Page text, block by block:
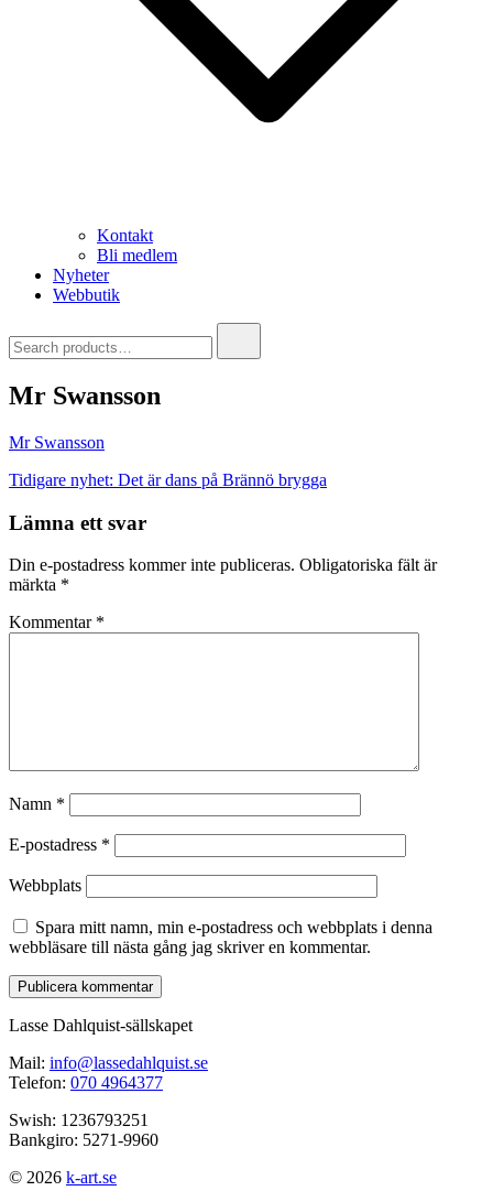
Kontakt
Bli medlem
Nyheter
Webbutik
for:
Mr Swansson
Mr Swansson
Inläggsnavigering
Tidigare nyhet: Det är dans på Brännö brygga
Lämna ett svar
Din e-postadress kommer inte publiceras. Obligatoriska fält är
märkta *
Kommentar *
Namn *
E-postadress *
Webbplats
Spara mitt namn, min e-postadress och webbplats i denna
webbläsare till nästa gång jag skriver en kommentar.
Lasse Dahlquist-sällskapet
Mail: info@lassedahlquist.se
Telefon: 070 4964377
Swish: 1236793251
Bankgiro: 5271-9960
© 2026 k-art.se